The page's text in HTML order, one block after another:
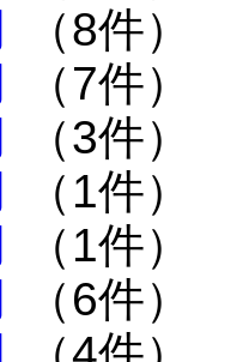
（8件）
（7件）
（3件）
（1件）
（1件）
（6件）